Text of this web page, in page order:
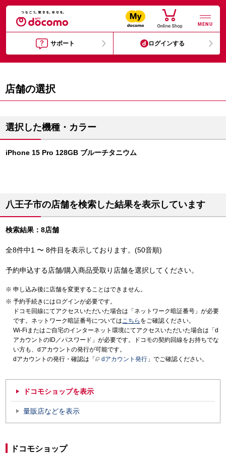
MENU
サポート ログインする
店舗の選択
選択した機種・カラー
iPhone 15 Pro 128GB ブルーチタニウム
八王子市の店舗を検索した結果を表示しています
検索結果：8店舗
全8件中1 〜 8件目を表示しております。(50音順)
予約申込する店舗/購入商品受取り店舗を選択してください。
申し込み後に店舗を変更することはできません。
予約手続きにはログインが必要です。
ドコモ回線にてアクセスいただいた場合は「ネットワーク暗証番号」が必要
です。ネットワーク暗証番号についてはこちら をご確認ください。
Wi-Fiまたはご自宅のインターネット環境にてアクセスいただいた場合は「d
アカウントのID／パスワード」が必要です。ドコモの契約回線をお持ちでな
い方も、dアカウントの発行が可能です。
dアカウントの発行・確認は「
dアカウント発行 」でご確認ください。
ドコモショップを表示
量販店などを表示
ドコモショップ